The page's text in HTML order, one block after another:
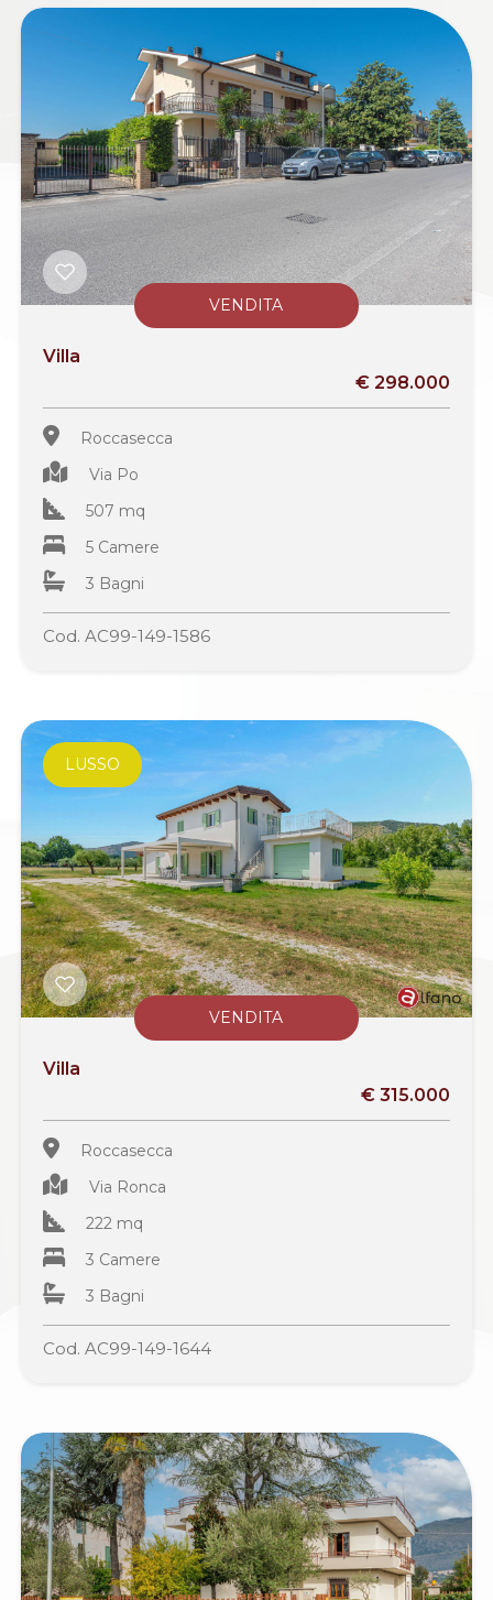
VENDITA
Villa
€ 298.000
Roccasecca
Via Po
507 mq
5 Camere
3 Bagni
Cod. AC99-149-1586
VENDITA
LUSSO
Villa
€ 315.000
Roccasecca
Via Ronca
222 mq
3 Camere
3 Bagni
Cod. AC99-149-1644